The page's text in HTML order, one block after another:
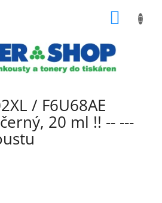
/ F6U68AE
20 ml !! -- ---